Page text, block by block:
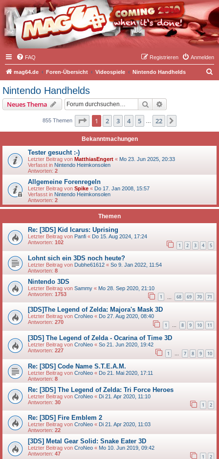
FAQ Anmelden
Registrieren
mag64.de Foren-Übersicht Videospiele Nintendo Handhelds
Nintendo Handhelds
Neues Thema Suche
855 Themen Seite 1von 22
1 2 3 4 5 22
Bekanntmachungen
Tester gesucht :-)
Letzter Beitrag von MatthiasEngert « Mo 23. Jun 2025, 20:33
Verfasst in Nintendo Heimkonsolen
Antworten: 2
Allgemeine Forenregeln
Letzter Beitrag von Spike « Do 17. Jan 2008, 15:57
Verfasst in Nintendo Heimkonsolen
Antworten: 2
Themen
Re: [3DS] Kid Icarus: Uprising
Letzter Beitrag von Panfi « Do 15. Aug 2024, 17:24
Antworten: 102 1 2 3 4 5
Lohnt sich ein 3DS noch heute?
Letzter Beitrag von Dubhe61612 « So 9. Jan 2022, 11:54
Antworten: 8
Nintendo 3DS
Letzter Beitrag von Sammy « Mo 28. Sep 2020, 21:10
Antworten: 1753 1 68 69 70 71
[3DS]The Legend of Zelda: Majora's Mask 3D
Letzter Beitrag von CroNeo « Do 27. Aug 2020, 08:40
Antworten: 270 1 … 8 9 10 11
[3DS] The Legend of Zelda - Ocarina of Time 3D
Letzter Beitrag von CroNeo « So 21. Jun 2020, 19:42
Antworten: 227 1 … 7 8 9 10
Re: [3DS] Code Name S.T.E.A.M.
Letzter Beitrag von CroNeo « Do 21. Mai 2020, 17:11
Antworten: 8
Re: [3DS] The Legend of Zelda: Tri Force Heroes
Letzter Beitrag von CroNeo « Di 21. Apr 2020, 11:10
Antworten: 30 1 2
Re: [3DS] Fire Emblem 2
Letzter Beitrag von CroNeo « Di 21. Apr 2020, 11:03
Antworten: 22
[3DS] Metal Gear Solid: Snake Eater 3D
Letzter Beitrag von CroNeo « Mo 10. Jun 2019, 09:42
Antworten: 47 1 2